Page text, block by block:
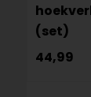
(set)
44,99